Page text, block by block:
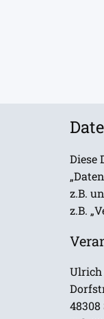
Diese
z.B.
z.B.
Ulrich
48308